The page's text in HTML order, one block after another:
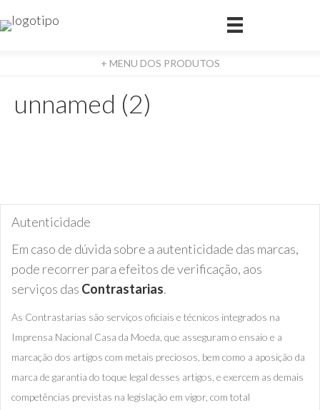
+ MENU DOS PRODUTOS
unnamed (2)
Autenticidade
Em caso de dúvida sobre a autenticidade das marcas,
pode recorrer para efeitos de verificação, aos
serviços das Contrastarias.
As Contrastarias são serviços oficiais e técnicos integrados na
Imprensa Nacional Casa da Moeda, que asseguram o ensaio e a
marcação dos artigos com metais preciosos, bem como a aposição da
marca de garantia do toque legal desses artigos, e exercem as demais
competências previstas na legislação em vigor, com total